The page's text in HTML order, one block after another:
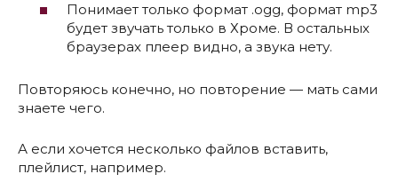
Понимает только формат .ogg, формат mp3
будет звучать только в Хроме. В остальных
браузерах плеер видно, а звука нету.
Повторяюсь конечно, но повторение — мать сами
знаете чего.
А если хочется несколько файлов вставить,
плейлист, например.